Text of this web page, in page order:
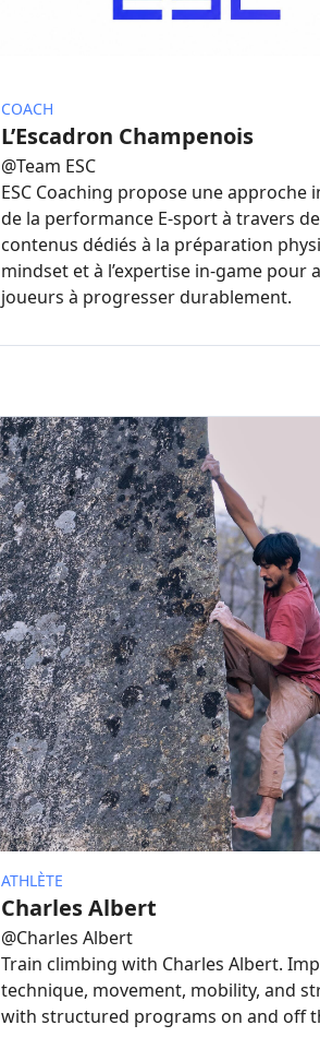
COACH
L’Escadron Champenois
@Team ESC
ESC Coaching propose une approche
de la performance E-sport à travers
contenus dédiés à la préparation
mindset et à l’expertise in-game pour
joueurs à progresser durablement.
ATHLÈTE
Charles Albert
@Charles Albert
Train climbing with Charles Albert.
technique, movement, mobility, and
with structured programs on and off